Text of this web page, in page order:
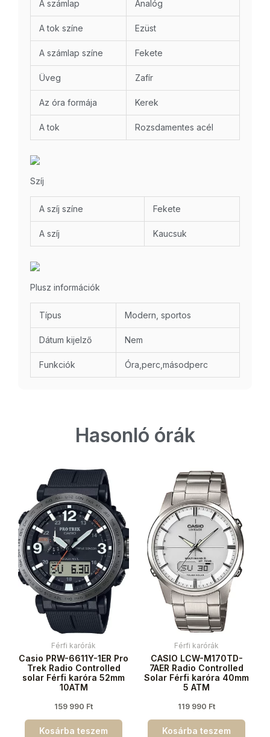
A számlap Analóg
A tok színe Ezüst
A számlap színe Fekete
Üveg Zafír
Az óra formája Kerek
A tok Rozsdamentes acél
Szíj
A szíj színe Fekete
A szíj Kaucsuk
Plusz információk
Típus Modern, sportos
Dátum kijelző Nem
Funkciók Óra,perc,másodperc
Hasonló órák
Férfi karórák
Casio PRW-6611Y-1ER Pro
Trek Radio Controlled
solar Férfi karóra 52mm
10ATM
159 990 Ft
Kosárba teszem
Férfi karórák
CASIO LCW-M170TD-
7AER Radio Controlled
Solar Férfi karóra 40mm
5 ATM
119 990 Ft
Kosárba teszem